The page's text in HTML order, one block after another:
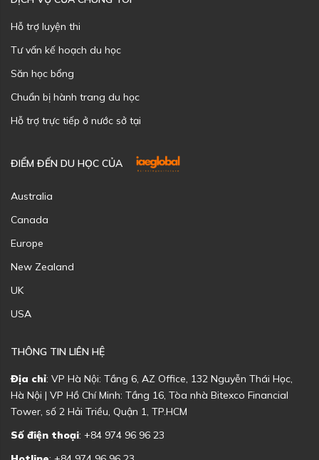
Hỗ trợ luyện thi
Tư vấn kế hoạch du học
Săn học bổng
Chuẩn bị hành trang du học
Hỗ trợ trực tiếp ở nước sở tại
ĐIỂM ĐẾN DU HỌC CỦA
Australia
Canada
Europe
New Zealand
UK
USA
THÔNG TIN LIÊN HỆ
Địa chỉ: VP Hà Nội: Tầng 6, AZ Office, 132 Nguyễn Thái Học,
Hà Nội | VP Hồ Chí Minh: Tầng 16, Tòa nhà Bitexco Financial
Tower, số 2 Hải Triều, Quận 1, TP.HCM
Số điện thoại: +84 974 96 96 23